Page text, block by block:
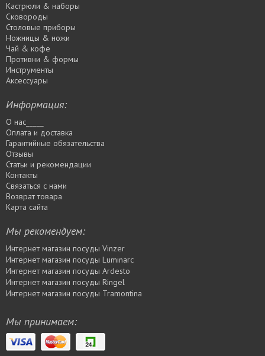
Кастрюли & наборы
Сковороды
Столовые приборы
Ножницы & ножи
Чай & кофе
Противни & формы
Инструменты
Аксессуары
Информация:
О нас_____
Оплата и доставка
Гарантийные обязательства
Отзывы
Статьи и рекомендации
Контакты
Связаться с нами
Возврат товара
Карта сайта
Мы рекомендуем:
Интернет магазин посуды Vinzer
Интернет магазин посуды Luminarc
Интернет магазин посуды Ardesto
Интернет магазин посуды Rіngel
Интернет магазин посуды Tramontina
Мы принимаем: